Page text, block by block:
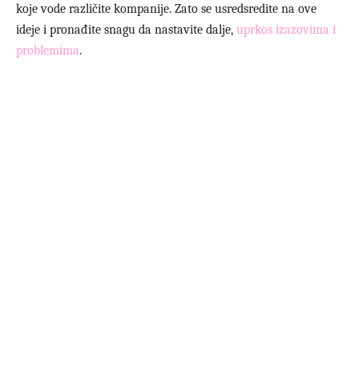
koje vode različite kompanije. Zato se usredsredite na ove
ideje i pronađite snagu da nastavite dalje, uprkos izazovima i
problemima.